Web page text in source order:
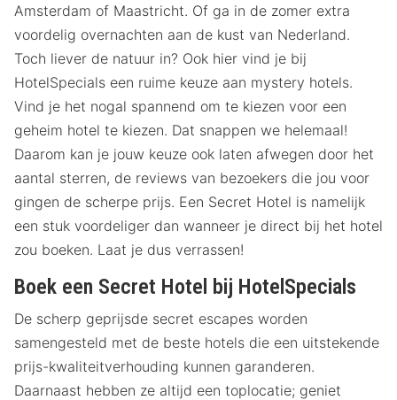
Amsterdam of Maastricht. Of ga in de zomer extra
voordelig overnachten aan de kust van Nederland.
Toch liever de natuur in? Ook hier vind je bij
HotelSpecials een ruime keuze aan mystery hotels.
Vind je het nogal spannend om te kiezen voor een
geheim hotel te kiezen. Dat snappen we helemaal!
Daarom kan je jouw keuze ook laten afwegen door het
aantal sterren, de reviews van bezoekers die jou voor
gingen de scherpe prijs. Een Secret Hotel is namelijk
een stuk voordeliger dan wanneer je direct bij het hotel
zou boeken. Laat je dus verrassen!
Boek een Secret Hotel bij HotelSpecials
De scherp geprijsde secret escapes worden
samengesteld met de beste hotels die een uitstekende
prijs-kwaliteitverhouding kunnen garanderen.
Daarnaast hebben ze altijd een toplocatie; geniet